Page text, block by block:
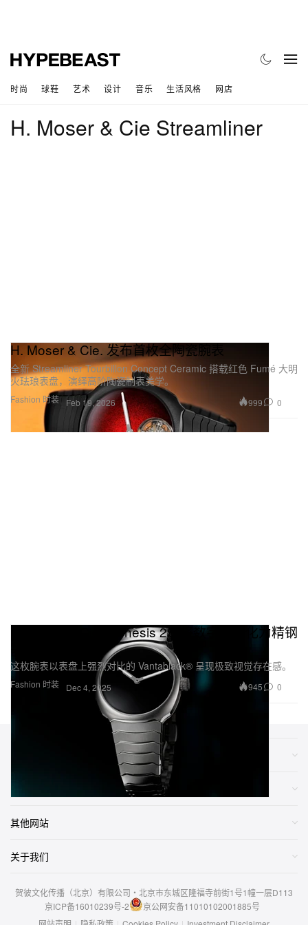
时尚 球鞋 艺术 设计 音乐 生活风格 网店
H. Moser & Cie Streamliner
Fashion 时装
H. Moser & Cie. 发布首枚全陶瓷腕表
全新 Streamliner Tourbillon Concept Ceramic 搭载红色 Fumé 大明
火珐琅表盘，演绎高阶陶瓷制表美学。
Feb 19, 2026 999 0
Fashion 时装
H. Moser & Cie. Genesis 2：将数字火花化为精钢
这枚腕表以表盘上强烈对比的 Vantablack® 呈现极致视觉存在感。
Dec 4, 2025 945 0
其他网站
关于我们
贺彼文化传播（北京）有限公司・北京市东城区隆福寺前街1号1幢一层D113
京ICP备16010239号-2
京公网安备11010102001885号